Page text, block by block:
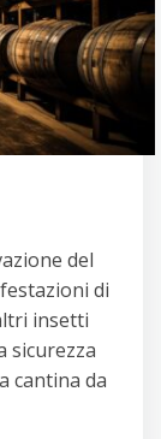
del
di
insetti
sicurezza
cantina da